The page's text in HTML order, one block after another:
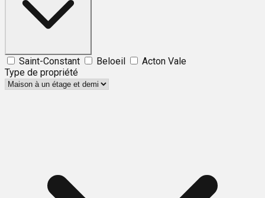
Saint-Constant Beloeil
Acton Vale
Type de propriété